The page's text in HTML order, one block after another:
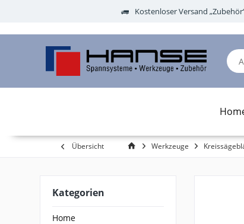
Kostenloser Versand
Übersicht Werkzeuge
Kategorien
Home